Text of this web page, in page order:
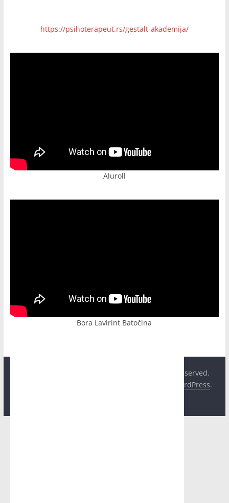
https://psihoterapeut.rs/gestalt-akademija/
Aluroll
Bora Lavirint Batočina
. All rights reserved.
WordPress.